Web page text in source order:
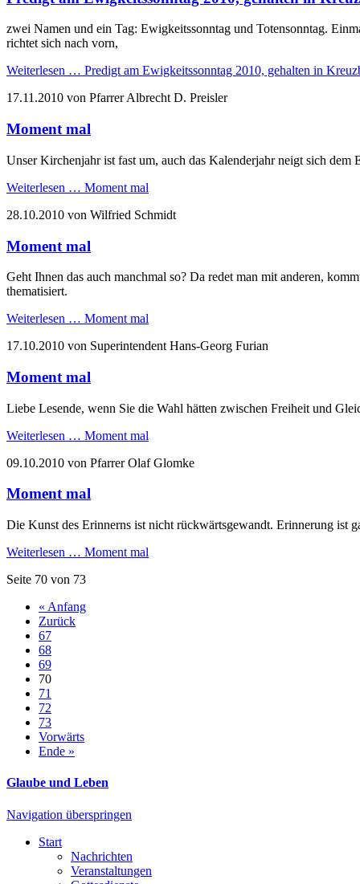
zwei Namen und ein Tag: Ewigkeitssonntag und Totensonntag.
richtet sich nach vorn,
Weiterlesen … Predigt am Ewigkeitssonntag 2010, gehalten in
17.11.2010 von Pfarrer Albrecht D. Preisler
Moment mal
Unser Kirchenjahr ist fast um, auch das Kalenderjahr neigt sich dem
Weiterlesen … Moment mal
28.10.2010 von Wilfried Schmidt
Moment mal
Geht Ihnen das auch manchmal so? Da redet man mit anderen,
thematisiert.
Weiterlesen … Moment mal
17.10.2010 von Superintendent Hans-Georg Furian
Moment mal
Liebe Lesende, wenn Sie die Wahl hätten zwischen Freiheit und
Weiterlesen … Moment mal
09.10.2010 von Pfarrer Olaf Glomke
Moment mal
Die Kunst des Erinnerns ist nicht rückwärtsgewandt. Erinnerung ist
Weiterlesen … Moment mal
Seite 70 von 73
« Anfang
Zurück
67
68
69
70
71
72
73
Vorwärts
Ende »
Glaube und Leben
Navigation überspringen
Start
Nachrichten
Veranstaltungen